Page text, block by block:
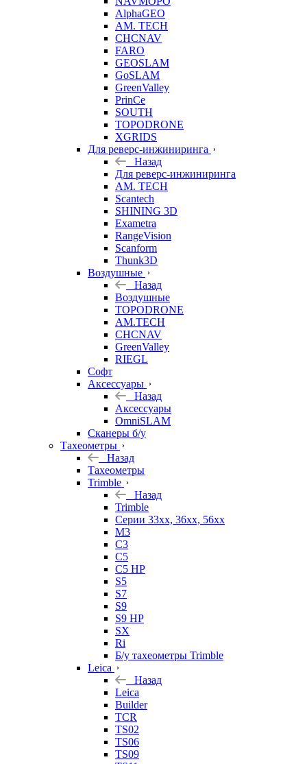
AlphaGEO
AM. TECH
CHCNAV
FARO
GEOSLAM
GoSLAM
GreenValley
PrinCe
SOUTH
TOPODRONE
XGRIDS
Для реверс-инжиниринга
Назад
Для реверс-инжиниринга
AM. TECH
Scantech
SHINING 3D
Exametra
RangeVision
Scanform
Thunk3D
Воздушные
Назад
Воздушные
TOPODRONE
AM.TECH
CHCNAV
GreenValley
RIEGL
Софт
Аксессуары
Назад
Аксессуары
OmniSLAM
Сканеры б/у
Тахеометры
Назад
Тахеометры
Trimble
Назад
Trimble
Серии 33xx, 36xx, 56xx
M3
C3
C5
C5 HP
S5
S7
S9
S9 HP
SX
Ri
Б/у тахеометры Trimble
Leica
Назад
Leica
Builder
TCR
TS02
TS06
TS09